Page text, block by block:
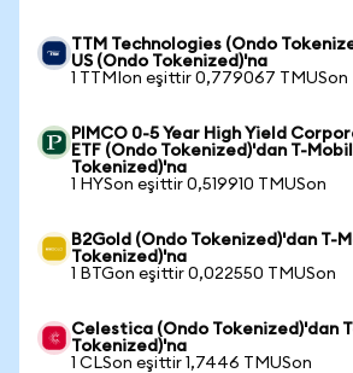
TTM Technologies (Ondo
US (Ondo Tokenized)'na
1 TTMIon eşittir 0,779067 TMUSon
PIMCO 0-5 Year High Yield
ETF (Ondo Tokenized)'dan T-
Tokenized)'na
1 HYSon eşittir 0,519910 TMUSon
B2Gold (Ondo Tokenized)'dan T-
Tokenized)'na
1 BTGon eşittir 0,022550 TMUSon
Celestica (Ondo Tokenized)'dan
Tokenized)'na
1 CLSon eşittir 1,7446 TMUSon